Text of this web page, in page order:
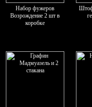
Набор фужеров
Возрождение 2 шт в
коробке